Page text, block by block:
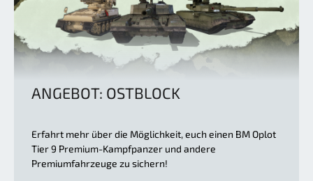
ANGEBOT: OSTBLOCK
Erfahrt mehr über die Möglichkeit, euch einen BM Oplot
Tier 9 Premium-Kampfpanzer und andere
Premiumfahrzeuge zu sichern!